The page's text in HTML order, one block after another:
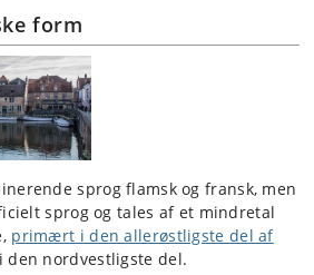
form
sprog flamsk og fransk, men
sprog og tales af et mindretal
primært i den allerøstligste del af
den nordvestligste del.